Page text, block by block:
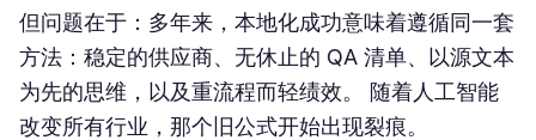
但问题在于：多年来，本地化成功意味着遵循同一套
方法：稳定的供应商、无休止的 QA 清单、以源文本
为先的思维，以及重流程而轻绩效。 随着人工智能
改变所有行业，那个旧公式开始出现裂痕。